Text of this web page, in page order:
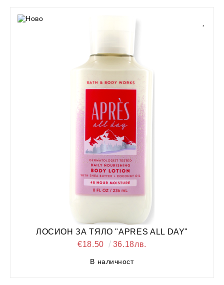
ЛОСИОН ЗА ТЯЛО "APRES ALL DAY"
€18.50
36.18лв.
В наличност